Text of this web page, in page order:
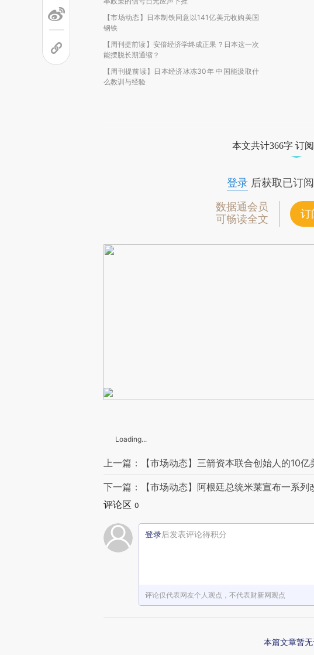
【市场动态】日本制铁同意以141亿美元收购美国
钢铁
【周刊提前读】安倍经济学终成正果？日本这一次
能摆脱长期通缩？
【周刊提前读】日本经济冰冻30年 中国能汲取什
么教训与经验
本文共计366字 订
登录后获取已订
数据通会员
可畅读全文
订
Loading...
上一篇：【市场动态】三箭资本联合创始人的10亿
下一篇：【市场动态】阿根廷总统米莱宣布一系列
评论区 0
登录后发表评论得积分
评论仅代表网友个人观点，不代表财新网观点
本篇文章暂